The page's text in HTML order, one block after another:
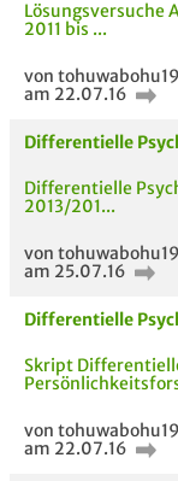
AUCH IM
Lösungsversuche
2011 bis ...
von
am 22.07.16
Differentielle
Differentielle
2013/201...
von
am 25.07.16
Differentielle
Skript
von
am 22.07.16